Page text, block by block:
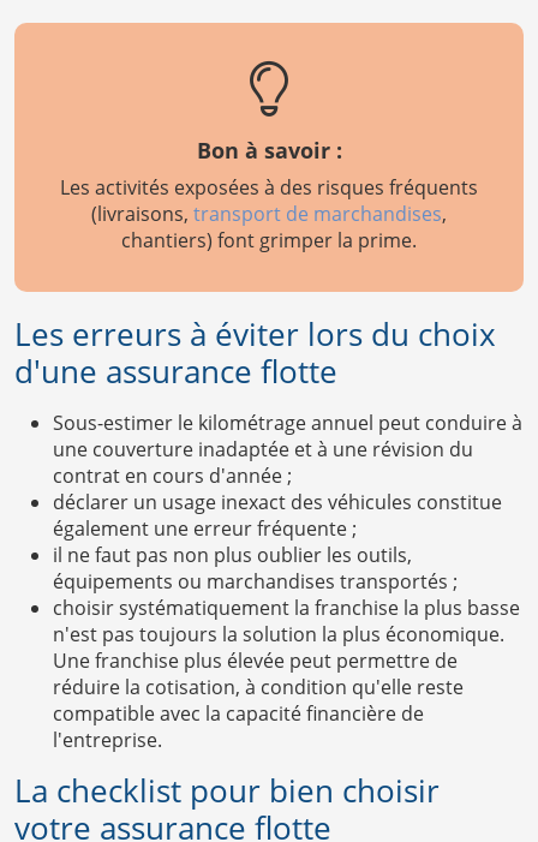
Bon à savoir :
Les activités exposées à des risques fréquents
(livraisons, transport de marchandises,
chantiers) font grimper la prime.
Les erreurs à éviter lors du choix
d'une assurance flotte
Sous-estimer le kilométrage annuel peut conduire à
une couverture inadaptée et à une révision du
contrat en cours d'année ;
déclarer un usage inexact des véhicules constitue
également une erreur fréquente ;
il ne faut pas non plus oublier les outils,
équipements ou marchandises transportés ;
choisir systématiquement la franchise la plus basse
n'est pas toujours la solution la plus économique.
Une franchise plus élevée peut permettre de
réduire la cotisation, à condition qu'elle reste
compatible avec la capacité financière de
l'entreprise.
La checklist pour bien choisir
votre assurance flotte